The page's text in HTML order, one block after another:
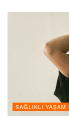
SAĞLIKLI YAŞAM